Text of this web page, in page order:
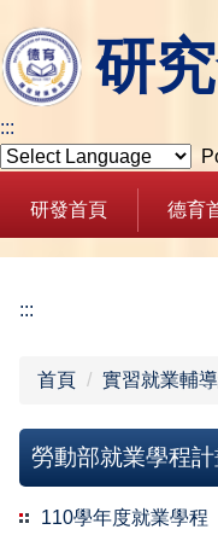
到
主
要
內
容
研
:::
研發首頁 德育
:::
首頁 實習就業輔
勞動部就業學程
110學年度就業學程